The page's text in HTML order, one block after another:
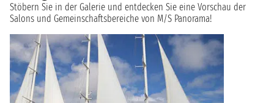
Stöbern Sie in der Galerie und entdecken Sie eine Vorschau der
Salons und Gemeinschaftsbereiche von M/S Panorama!